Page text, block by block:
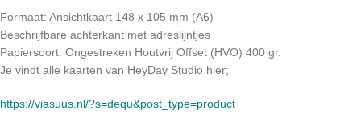
Formaat: Ansichtkaart 148 x 105 mm (A6)
Beschrijfbare achterkant met adreslijntjes
Papiersoort: Ongestreken Houtvrij Offset (HVO) 400 gr.
Je vindt alle kaarten van HeyDay Studio hier;
https://viasuus.nl/?s=dequ&post_type=product